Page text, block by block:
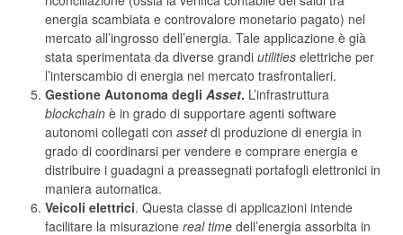
energia scambiata e controvalore monetario pagato) nel
mercato all’ingrosso dell’energia. Tale applicazione è già
stata sperimentata da diverse grandi utilities elettriche per
l’interscambio di energia nei mercato trasfrontalieri.
Gestione Autonoma degli Asset. L’infrastruttura
blockchain è in grado di supportare agenti software
autonomi collegati con assetdi produzione di energia in
grado di coordinarsi per vendere e comprare energia e
distribuire i guadagni a preassegnati portafogli elettronici in
maniera automatica.
Veicoli elettrici. Questa classe di applicazioni intende
facilitare la misurazione real time dell’energia assorbita in